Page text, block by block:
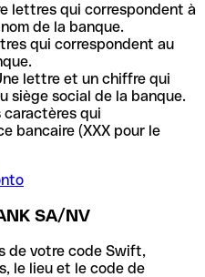
lettres qui correspondent à
de la banque.
qui correspondent au
lettre et un chiffre qui
siège social de la banque.
caractères qui
bancaire (XXX pour le
SA/NV
de votre code Swift,
le lieu et le code de